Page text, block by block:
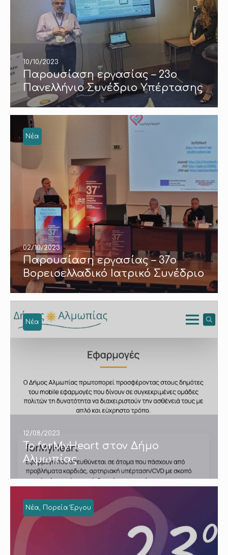
10/10/2023
Παρουσίαση εργασίας – 23ο
Πανελλήνιο Συνέδριο Υπέρτασης
02/10/2023
Παρουσίαση εργασίας – 37ο
Βορειοελλαδικό Ιατρικό Συνέδριο
Νέα
12/08/2023
Το forMyHeart στον Δήμο
Αλμωπίας
Νέα
Νέα Πορεία Έργου